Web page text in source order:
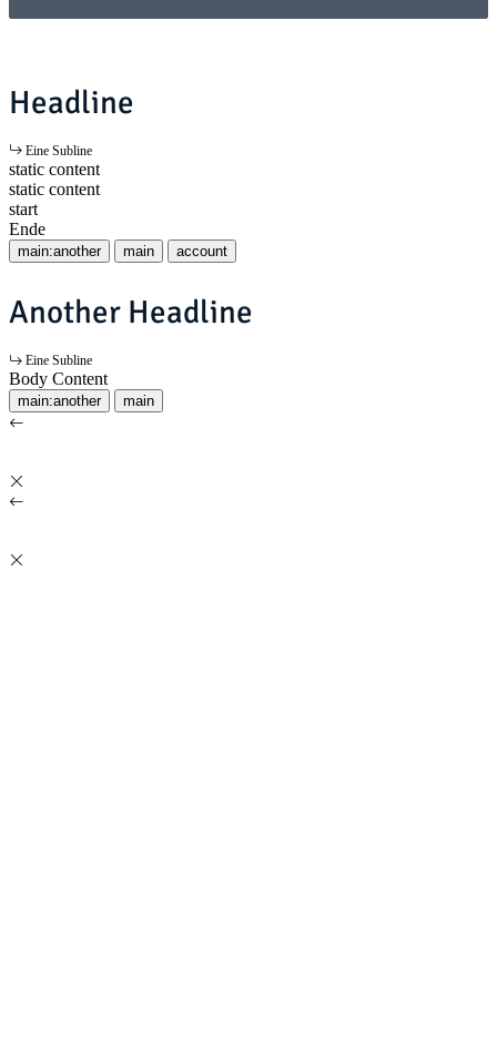
Headline
Eine Subline
static content
static content
start
Ende
main:another main account
Another Headline
Eine Subline
Body Content
main:another main